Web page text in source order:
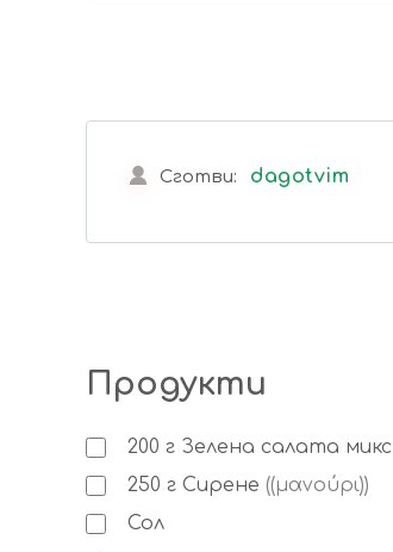
Сготви: dagotvim
Продукти
200 г Зелена салата микс
250 г Сирене ((μανούρι))
Сол